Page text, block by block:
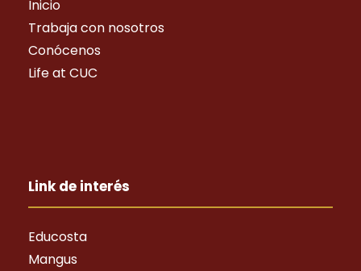
Inicio
Trabaja con nosotros
Conócenos
Life at CUC
Link de interés
Educosta
Mangus